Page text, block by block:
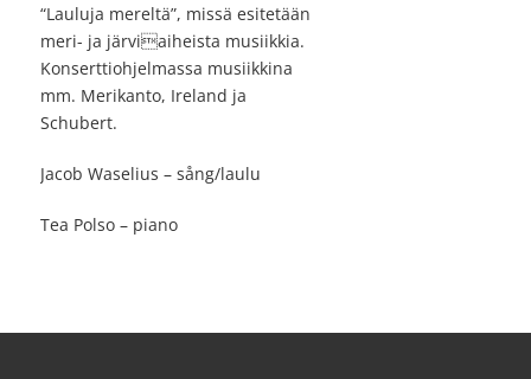
“Lauluja mereltä”, missä esitetään
meri- ja järviaiheista musiikkia.
Konserttiohjelmassa musiikkina
mm. Merikanto, Ireland ja
Schubert.
Jacob Waselius – sång/laulu
Tea Polso – piano